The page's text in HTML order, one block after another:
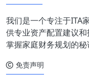
我们是一个专注于ITA
供专业资产配置建议
掌握家庭财务规划的
免责声明